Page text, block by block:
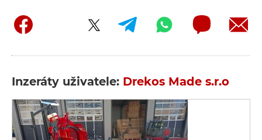
Inzeráty uživatele: Drekos Made s.r.o